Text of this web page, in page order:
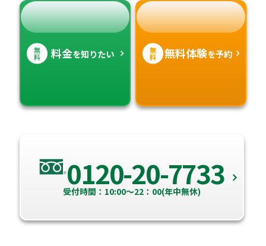
無
料 料金を知りたい 無
料 無料体験を予約
0120-20-7733
受付時間：10:00～22：00(年中無休)